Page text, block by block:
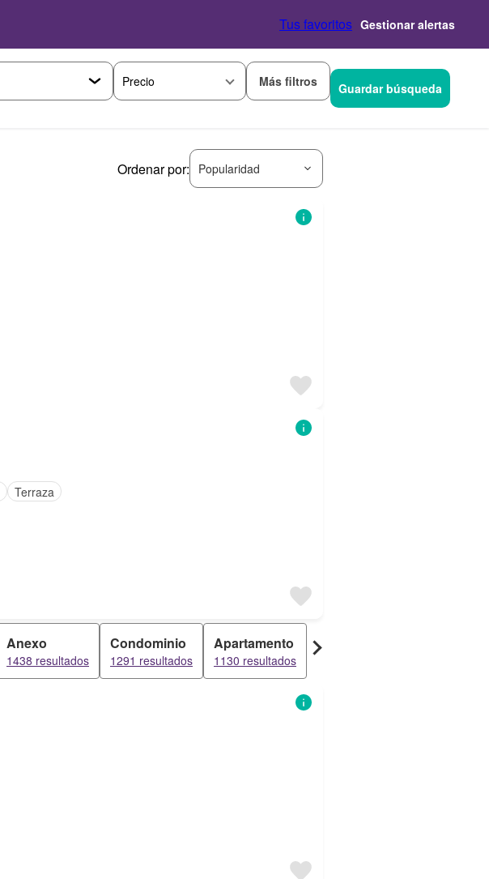
Tus favoritos Gestionar alertas
Precio Más filtros Guardar búsqueda
Ordenar por: Popularidad
Terraza
Anexo
1438 resultados
Condominio
1291 resultados
Apartamento
1130 resultados
Dúplex